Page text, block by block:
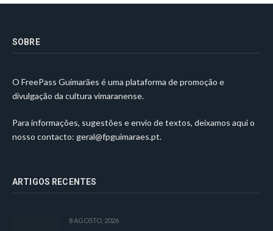
SOBRE
O FreePass Guimarães é uma plataforma de promoção e
divulgação da cultura vimaranense.
Para informações, sugestões e envio de textos, deixamos aqui o
nosso contacto: geral@fpguimaraes.pt.
ARTIGOS RECENTES
8 AGOSTO, 2026